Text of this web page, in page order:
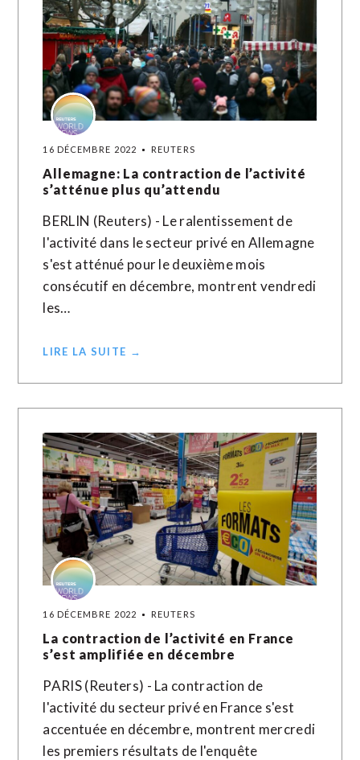
16 DÉCEMBRE 2022 REUTERS
Allemagne: La contraction de l’activité
s’atténue plus qu’attendu
BERLIN (Reuters) - Le ralentissement de
l'activité dans le secteur privé en Allemagne
s'est atténué pour le deuxième mois
consécutif en décembre, montrent vendredi
les…
LIRE LA SUITE →
16 DÉCEMBRE 2022 REUTERS
La contraction de l’activité en France
s’est amplifiée en décembre
PARIS (Reuters) - La contraction de
l'activité du secteur privé en France s'est
accentuée en décembre, montrent mercredi
les premiers résultats de l'enquête